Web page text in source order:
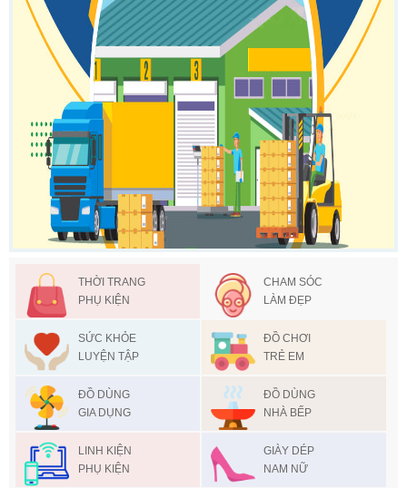
THỜI TRANG
PHỤ KIỆN
CHAM SÓC
LÀM ĐẸP
SỨC KHỎE
LUYỆN TẬP
ĐỒ CHƠI
TRẺ EM
ĐỒ DÙNG
GIA DỤNG
ĐỒ DÙNG
NHÀ BẾP
LINH KIỆN
PHỤ KIỆN
GIÀY DÉP
NAM NỮ